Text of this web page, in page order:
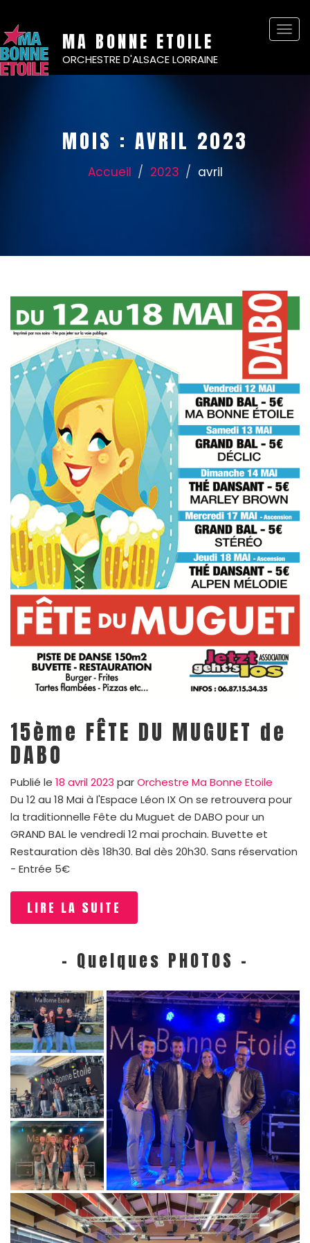
MA BONNE ETOILE
ORCHESTRE D'ALSACE LORRAINE
MOIS : AVRIL 2023
Accueil 2023 avril
15ème FÊTE DU MUGUET de
DABO
Publié le 18 avril 2023 parOrchestre Ma Bonne Etoile
Du 12 au 18 Mai à l'Espace Léon IX On se retrouvera pour
la traditionnelle Fête du Muguet de DABO pour un
GRAND BAL le vendredi 12 mai prochain. Buvette et
Restauration dès 18h30. Bal dès 20h30. Sans réservation
- Entrée 5€
LIRE LA SUITE
- Quelques PHOTOS -